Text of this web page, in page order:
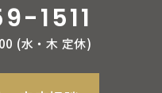
1511
(⽔‧⽊ 定休)